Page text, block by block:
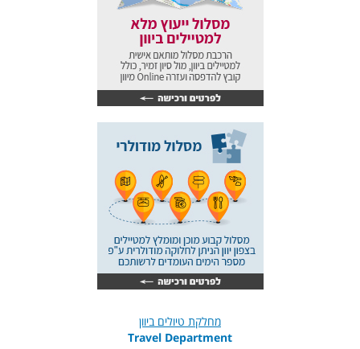
מחלקת טיולים ביוון
Travel Department